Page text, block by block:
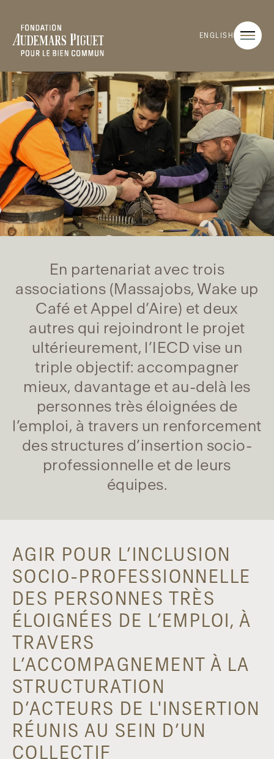
ENGLISH
En partenariat avec trois
associations (Massajobs, Wake up
Café et Appel d’Aire) et deux
autres qui rejoindront le projet
ultérieurement, l’IECD vise un
triple objectif: accompagner
mieux, davantage et au-delà les
personnes très éloignées de
l’emploi, à travers un renforcement
des structures d’insertion socio-
professionnelle et de leurs
équipes.
AGIR POUR L’INCLUSION
SOCIO-PROFESSIONNELLE
DES PERSONNES TRÈS
ÉLOIGNÉES DE L’EMPLOI, À
TRAVERS
L’ACCOMPAGNEMENT À LA
STRUCTURATION
D’ACTEURS DE L'INSERTION
RÉUNIS AU SEIN D’UN
COLLECTIF